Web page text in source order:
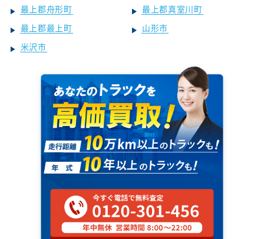
最上郡舟形町
最上郡真室川町
最上郡最上町
山形市
米沢市